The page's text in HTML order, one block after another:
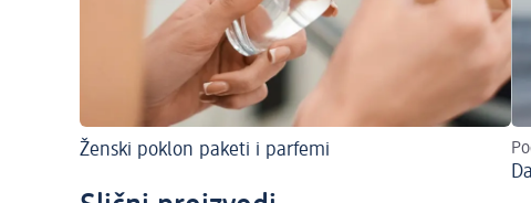
Ženski poklon paketi i parfemi